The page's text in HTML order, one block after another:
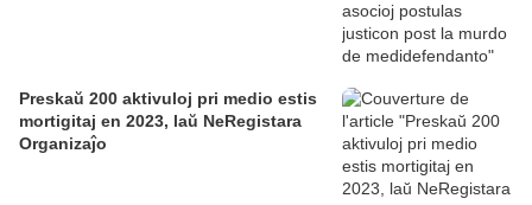
Preskaŭ 200 aktivuloj pri medio estis
mortigitaj en 2023, laŭ NeRegistara
Organizaĵo